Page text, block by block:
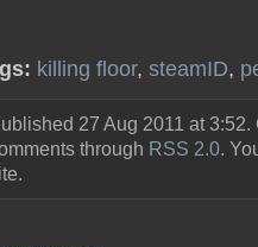
killing floor, steamID,
27 Aug 2011 at
through RSS 2.0.